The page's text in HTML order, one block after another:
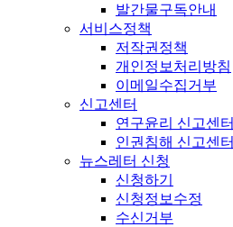
발간물구독안내
서비스정책
저작권정책
개인정보처리방침
이메일수집거부
신고센터
연구윤리 신고센터
인권침해 신고센터
뉴스레터 신청
신청하기
신청정보수정
수신거부